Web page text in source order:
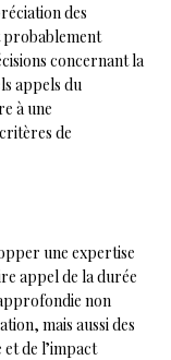
des
probablement
concernant la
appels du
à une
de
une expertise
appel de la durée
non
mais aussi des
de l’impact